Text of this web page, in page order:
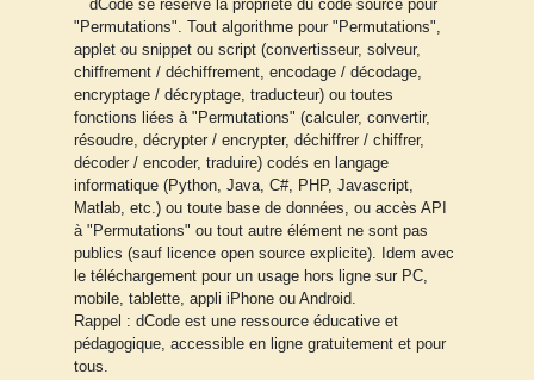
dCode se réserve la propriété du code source pour
"Permutations". Tout algorithme pour "Permutations",
applet ou snippet ou script (convertisseur, solveur,
chiffrement / déchiffrement, encodage / décodage,
encryptage / décryptage, traducteur) ou toutes
fonctions liées à "Permutations" (calculer, convertir,
résoudre, décrypter / encrypter, déchiffrer / chiffrer,
décoder / encoder, traduire) codés en langage
informatique (Python, Java, C#, PHP, Javascript,
Matlab, etc.) ou toute base de données, ou accès API
à "Permutations" ou tout autre élément ne sont pas
publics (sauf licence open source explicite). Idem avec
le téléchargement pour un usage hors ligne sur PC,
mobile, tablette, appli iPhone ou Android.
Rappel : dCode est une ressource éducative et
pédagogique, accessible en ligne gratuitement et pour
tous.